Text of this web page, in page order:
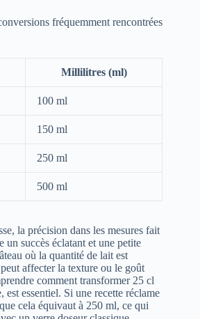
fréquemment rencontrées
Millilitres (ml)
100 ml
150 ml
250 ml
500 ml
la précision dans les mesures fait
un succès éclatant et une petite
où la quantité de lait est
affecter la texture ou le goût
comment transformer 25 cl
essentiel. Si une recette réclame
cela équivaut à 250 ml, ce qui